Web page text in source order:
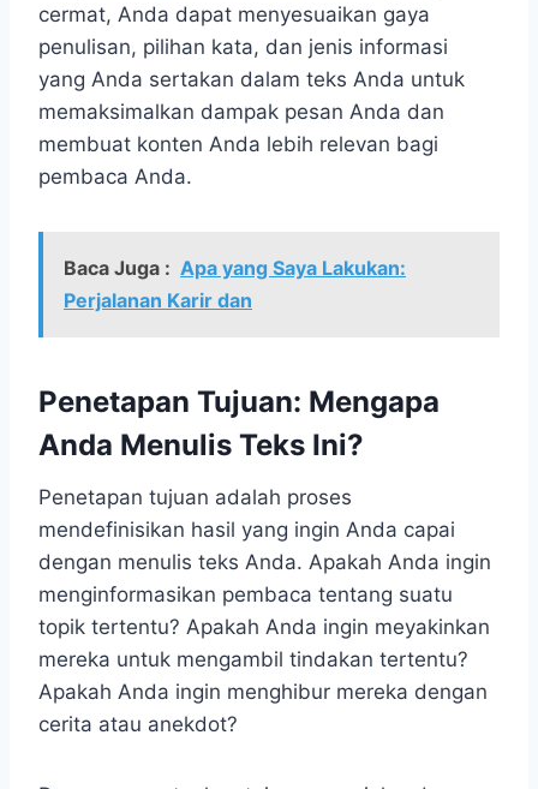
cermat, Anda dapat menyesuaikan gaya
penulisan, pilihan kata, dan jenis informasi
yang Anda sertakan dalam teks Anda untuk
memaksimalkan dampak pesan Anda dan
membuat konten Anda lebih relevan bagi
pembaca Anda.
Baca Juga : Apa yang Saya Lakukan:
Perjalanan Karir dan
Penetapan Tujuan: Mengapa
Anda Menulis Teks Ini?
Penetapan tujuan adalah proses
mendefinisikan hasil yang ingin Anda capai
dengan menulis teks Anda. Apakah Anda ingin
menginformasikan pembaca tentang suatu
topik tertentu? Apakah Anda ingin meyakinkan
mereka untuk mengambil tindakan tertentu?
Apakah Anda ingin menghibur mereka dengan
cerita atau anekdot?